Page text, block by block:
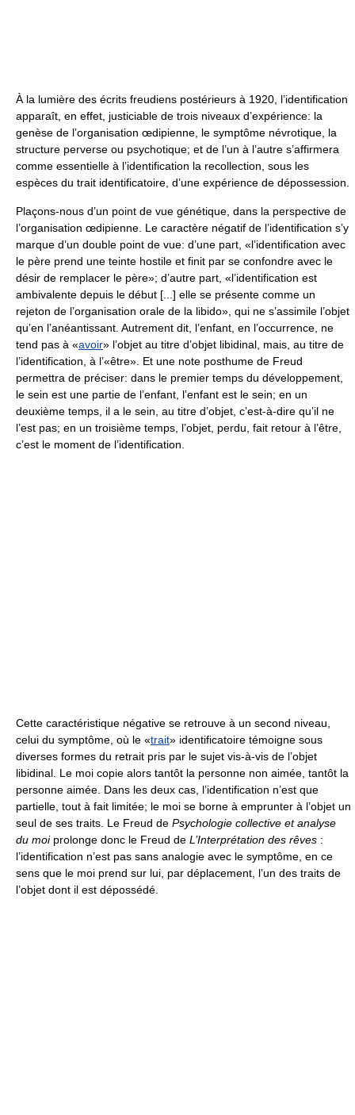
À la lumière des écrits freudiens postérieurs à 1920, l’identification
apparaît, en effet, justiciable de trois niveaux d’expérience: la
genèse de l’organisation œdipienne, le symptôme névrotique, la
structure perverse ou psychotique; et de l’un à l’autre s’affirmera
comme essentielle à l’identification la recollection, sous les
espèces du trait identificatoire, d’une expérience de dépossession.
Plaçons-nous d’un point de vue génétique, dans la perspective de
l’organisation œdipienne. Le caractère négatif de l’identification s’y
marque d’un double point de vue: d’une part, «l’identification avec
le père prend une teinte hostile et finit par se confondre avec le
désir de remplacer le père»; d’autre part, «l’identification est
ambivalente depuis le début [...] elle se présente comme un
rejeton de l’organisation orale de la libido», qui ne s’assimile l’objet
qu’en l’anéantissant. Autrement dit, l’enfant, en l’occurrence, ne
tend pas à «avoir» l’objet au titre d’objet libidinal, mais, au titre de
l’identification, à l’«être». Et une note posthume de Freud
permettra de préciser: dans le premier temps du développement,
le sein est une partie de l’enfant, l’enfant est le sein; en un
deuxième temps, il a le sein, au titre d’objet, c’est-à-dire qu’il ne
l’est pas; en un troisième temps, l’objet, perdu, fait retour à l’être,
c’est le moment de l’identification.
Cette caractéristique négative se retrouve à un second niveau,
celui du symptôme, où le «trait» identificatoire témoigne sous
diverses formes du retrait pris par le sujet vis-à-vis de l’objet
libidinal. Le moi copie alors tantôt la personne non aimée, tantôt la
personne aimée. Dans les deux cas, l’identification n’est que
partielle, tout à fait limitée; le moi se borne à emprunter à l’objet un
seul de ses traits. Le Freud de Psychologie collective et analyse
du moiprolonge donc le Freud de L’Interprétation des rêves :
l’identification n’est pas sans analogie avec le symptôme, en ce
sens que le moi prend sur lui, par déplacement, l’un des traits de
l’objet dont il est dépossédé.